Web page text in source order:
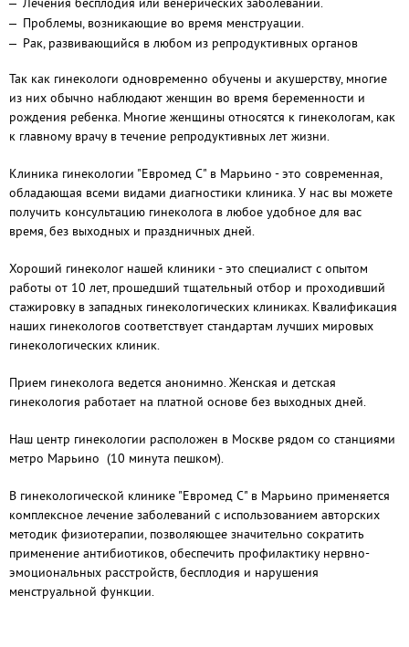
Проблемы, возникающие во время менструации.
Рак, развивающийся в любом из репродуктивных органов
Так как гинекологи одновременно обучены и акушерству, многие
из них обычно наблюдают женщин во время беременности и
рождения ребенка. Многие женщины относятся к гинекологам, как
к главному врачу в течение репродуктивных лет жизни.
Клиника гинекологии "Евромед С" в Марьино - это современная,
обладающая всеми видами диагностики клиника. У нас вы можете
получить консультацию гинеколога в любое удобное для вас
время, без выходных и праздничных дней.
Хороший гинеколог нашей клиники - это специалист с опытом
работы от 10 лет, прошедший тщательный отбор и проходивший
стажировку в западных гинекологических клиниках. Квалификация
наших гинекологов соответствует стандартам лучших мировых
гинекологических клиник.
Прием гинеколога ведется анонимно. Женская и детская
гинекология работает на платной основе без выходных дней.
Наш центр гинекологии расположен в Москве рядом со станциями
метро Марьино (10 минута пешком).
В гинекологической клинике "Евромед С" в Марьино применяется
комплексное лечение заболеваний с использованием авторских
методик физиотерапии, позволяющее значительно сократить
применение антибиотиков, обеспечить профилактику нервно-
эмоциональных расстройств, бесплодия и нарушения
менструальной функции.